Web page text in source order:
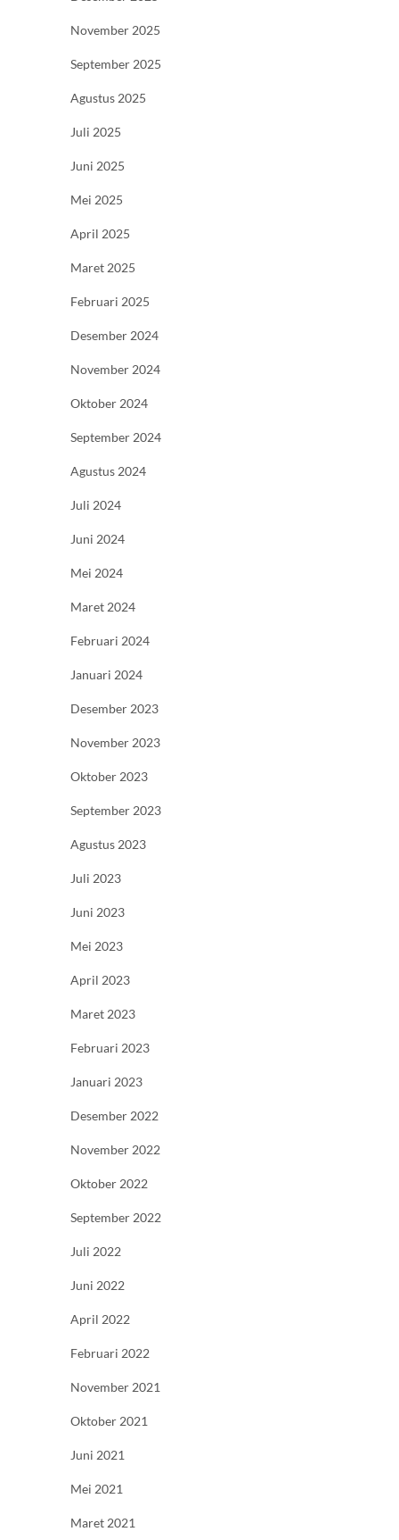
November 2025
September 2025
Agustus 2025
Juli 2025
Juni 2025
Mei 2025
April 2025
Maret 2025
Februari 2025
Desember 2024
November 2024
Oktober 2024
September 2024
Agustus 2024
Juli 2024
Juni 2024
Mei 2024
Maret 2024
Februari 2024
Januari 2024
Desember 2023
November 2023
Oktober 2023
September 2023
Agustus 2023
Juli 2023
Juni 2023
Mei 2023
April 2023
Maret 2023
Februari 2023
Januari 2023
Desember 2022
November 2022
Oktober 2022
September 2022
Juli 2022
Juni 2022
April 2022
Februari 2022
November 2021
Oktober 2021
Juni 2021
Mei 2021
Maret 2021